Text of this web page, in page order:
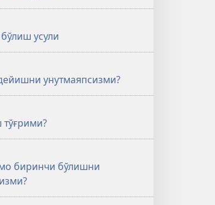
усули
унутмаяпсизми?
биринчи бўлишни